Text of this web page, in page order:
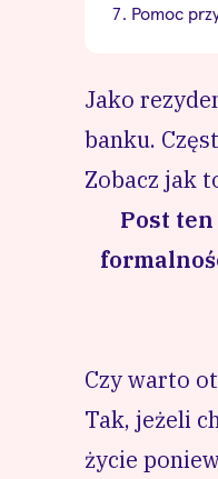
Pomoc
Jako
banku.
Zobacz jak
Post
Czy warto
Tak, jeżeli
życie